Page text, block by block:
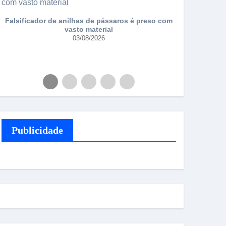
Falsificador de anilhas de pássaros é preso com
vasto material
03/08/2026
Publicidade